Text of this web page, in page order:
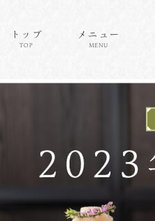
トップ
TOP
メニュー
MENU